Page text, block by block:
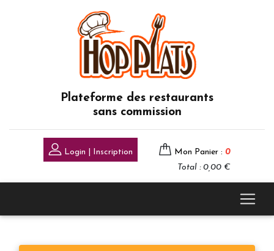
Plateforme des restaurants
sans commission
Login | Inscription Mon Panier : 0
Total : 0,00 €